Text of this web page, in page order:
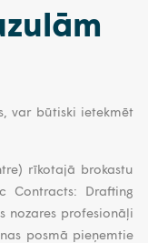
var būtiski ietekmēt
rīkotajā brokastu
Contracts: Drafting
nozares profesionāļi
posmā pieņemtie